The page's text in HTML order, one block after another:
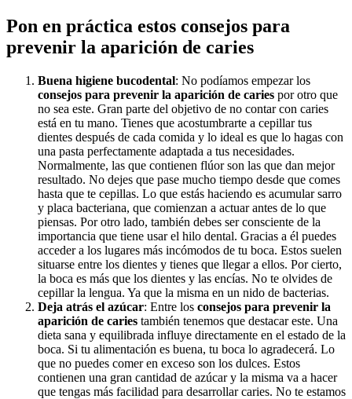
Pon en práctica estos consejos para
prevenir la aparición de caries
Buena higiene bucodental: No podíamos empezar los
consejos para prevenir la aparición de caries por otro que
no sea este. Gran parte del objetivo de no contar con caries
está en tu mano. Tienes que acostumbrarte a cepillar tus
dientes después de cada comida y lo ideal es que lo hagas con
una pasta perfectamente adaptada a tus necesidades.
Normalmente, las que contienen flúor son las que dan mejor
resultado. No dejes que pase mucho tiempo desde que comes
hasta que te cepillas. Lo que estás haciendo es acumular sarro
y placa bacteriana, que comienzan a actuar antes de lo que
piensas. Por otro lado, también debes ser consciente de la
importancia que tiene usar el hilo dental. Gracias a él puedes
acceder a los lugares más incómodos de tu boca. Estos suelen
situarse entre los dientes y tienes que llegar a ellos. Por cierto,
la boca es más que los dientes y las encías. No te olvides de
cepillar la lengua. Ya que la misma en un nido de bacterias.
Deja atrás el azúcar: Entre los consejos para prevenir la
aparición de caries también tenemos que destacar este. Una
dieta sana y equilibrada influye directamente en el estado de la
boca. Si tu alimentación es buena, tu boca lo agradecerá. Lo
que no puedes comer en exceso son los dulces. Estos
contienen una gran cantidad de azúcar y la misma va a hacer
que tengas más facilidad para desarrollar caries. No te estamos